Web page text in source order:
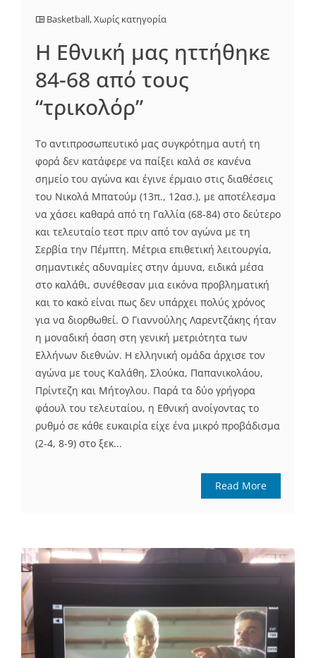
Basketball,Χωρίς κατηγορία
Η Εθνική μας ηττήθηκε
84-68 από τους
“τρικολόρ”
Το αντιπροσωπευτικό μας συγκρότημα αυτή τη
φορά δεν κατάφερε να παίξει καλά σε κανένα
σημείο του αγώνα και έγινε έρμαιο στις διαθέσεις
του Νικολά Μπατούμ (13π., 12ασ.), με αποτέλεσμα
να χάσει καθαρά από τη Γαλλία (68-84) στο δεύτερο
και τελευταίο τεστ πριν από τον αγώνα με τη
Σερβία την Πέμπτη. Μέτρια επιθετική λειτουργία,
σημαντικές αδυναμίες στην άμυνα, ειδικά μέσα
στο καλάθι, συνέθεσαν μια εικόνα προβληματική
και το κακό είναι πως δεν υπάρχει πολύς χρόνος
για να διορθωθεί. Ο Γιαννούλης Λαρεντζάκης ήταν
η μοναδική όαση στη γενική μετριότητα των
Ελλήνων διεθνών. Η ελληνική ομάδα άρχισε τον
αγώνα με τους Καλάθη, Σλούκα, Παπανικολάου,
Πρίντεζη και Μήτογλου. Παρά τα δύο γρήγορα
φάουλ του τελευταίου, η Εθνική ανοίγοντας το
ρυθμό σε κάθε ευκαιρία είχε ένα μικρό προβάδισμα
(2-4, 8-9) στο ξεκ...
Read More